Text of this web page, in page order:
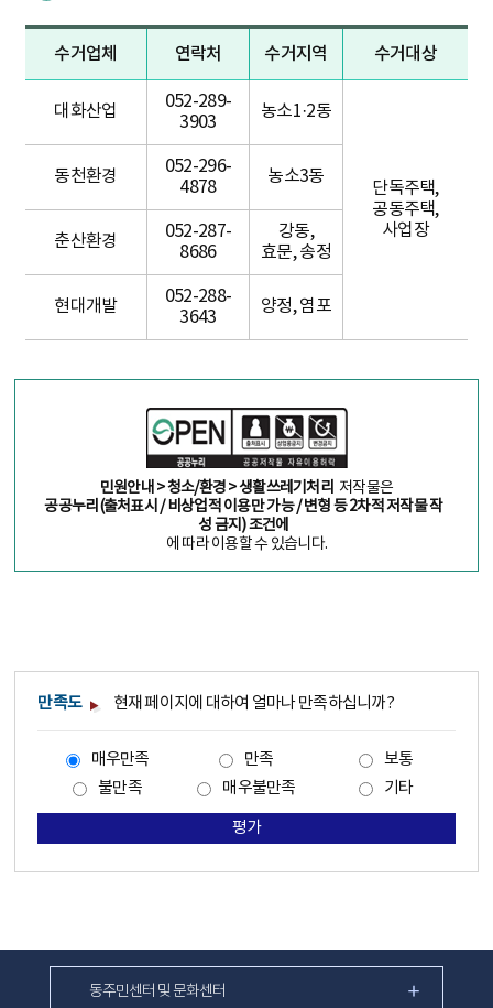
수거업체 연락처 수거지역 수거대상
대화산업
052-289-
3903
농소1·2동
단독주택,
공동주택,
사업장
동천환경
052-296-
4878
농소3동
춘산환경
052-287-
8686
강동,
효문, 송정
현대개발
052-288-
3643
양정, 염포
민원안내 > 청소/환경 > 생활쓰레기처리 저작물은
공공누리(출처표시 / 비상업적 이용만 가능 / 변형 등 2차적 저작물 작
성 금지) 조건에
에 따라 이용할 수 있습니다.
만족도 현재 페이지에 대하여 얼마나 만족하십니까?
매우만족 만족
보통
불만족
매우불만족 기타
평가
동주민센터 및 문화센터